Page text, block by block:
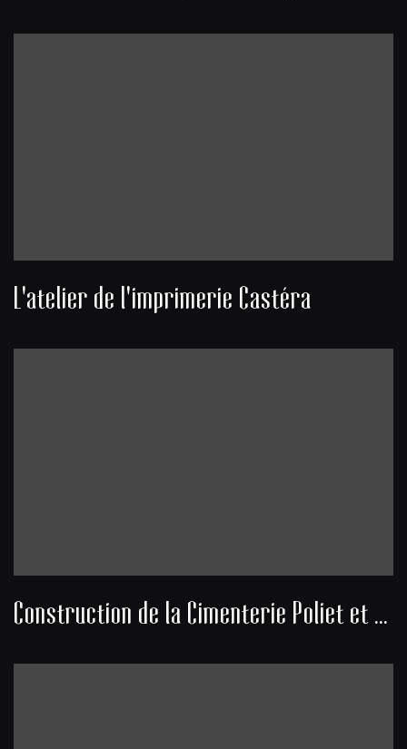
L'atelier de l'imprimerie Castéra
Construction de la Cimenterie Poliet et Chausson à Lormont